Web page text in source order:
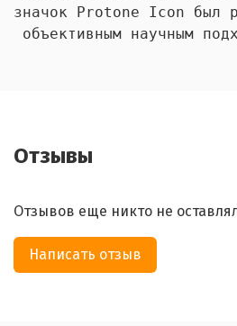
значок Protone Icon был
объективным научным
Отзывы
Отзывов еще никто не
Написать отзыв